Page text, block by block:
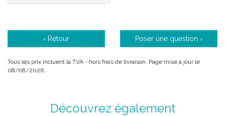
conduction nerveuse.
Code ACL : 7264593 / 1251679
‹ Retour Poser une question ›
Tous les prix incluent la TVA - hors frais de livraison. Page mise à jour le
08/08/2026.
Découvrez également